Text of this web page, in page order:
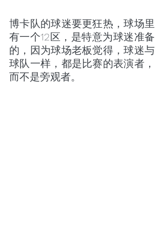
博卡队的球迷要更狂热，球场里
有一个12区，是特意为球迷准备
的，因为球场老板觉得，球迷与
球队一样，都是比赛的表演者，
而不是旁观者。